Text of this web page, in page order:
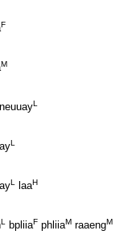
F
M
neuuayL
L
L laaH
L bpliiaF phliiaM raaengM